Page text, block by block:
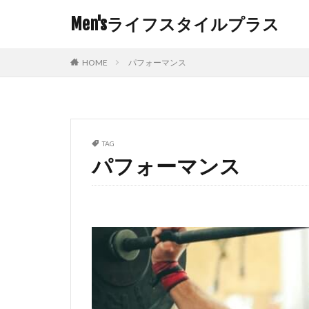
Men'sライフスタイルプラス
HOME パフォーマンス
TAG
パフォーマンス